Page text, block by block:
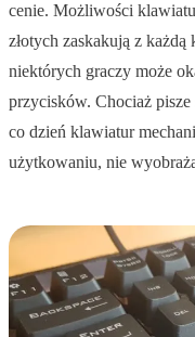
cenie. Możliwości
złotych zaskakują z
niektórych graczy może
przycisków. Chociaż
co dzień klawiatur
użytkowaniu, nie